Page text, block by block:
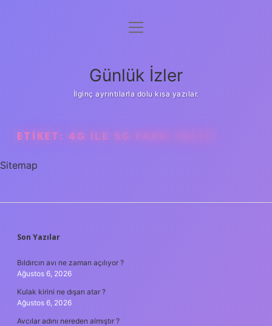
Anasayfa
Yasal Uyarı
menüyü
Günlük İzler
İlginç ayrıntılarla dolu kısa yazılar.
ETIKET: 4G ILE 5G FARKI NEDIR
Sitemap
SIDEBAR
Son Yazılar
Bıldırcın avı ne zaman açılıyor ?
Ağustos 6, 2026
Kulak kirini ne dışarı atar ?
Ağustos 6, 2026
Avcılar adını nereden almıştır ?